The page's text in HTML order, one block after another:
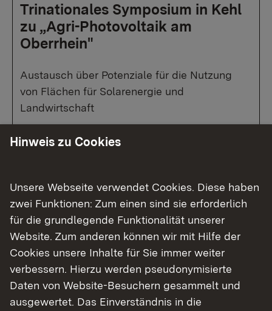
Trinationales Symposium in Kehl
zu „Agri-Photovoltaik am
Oberrhein"
Austausch über Potenziale für die Nutzung
von Flächen für Solarenergie und
Landwirtschaft
Hinweis zu Cookies
Unsere Webseite verwendet Cookies. Diese haben
zwei Funktionen: Zum einen sind sie erforderlich
für die grundlegende Funktionalität unserer
Website. Zum anderen können wir mit Hilfe der
Cookies unsere Inhalte für Sie immer weiter
verbessern. Hierzu werden pseudonymisierte
Daten von Website-Besuchern gesammelt und
ausgewertet. Das Einverständnis in die